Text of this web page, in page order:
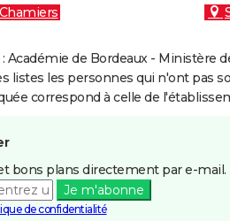
Académie de Bordeaux - Ministère
listes les personnes qui n'ont pas
correspond à celle de
bons plans directement par e-mail.
Je m'abonne
de confidentialité